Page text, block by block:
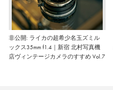
非公開: ライカの超希少名玉ズミル
ックス35mm f1.4｜新宿 北村写真機
店ヴィンテージカメラのすすめ Vol.7